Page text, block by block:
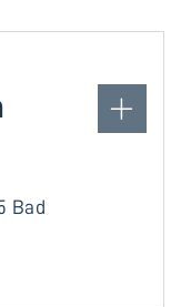
Bad